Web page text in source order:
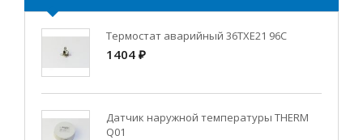
Термостат аварийный 36TXE21 96C
1404 ₽
Датчик наружной температуры THERM
Q01